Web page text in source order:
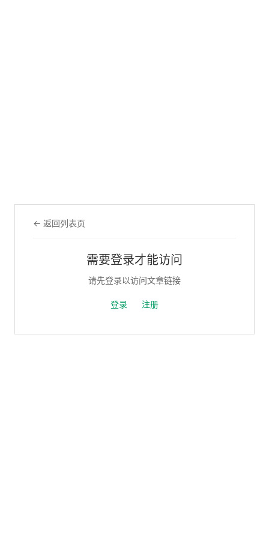
← 返回列表页
需要登录才能访问
请先登录以访问文章链接
登录 注册